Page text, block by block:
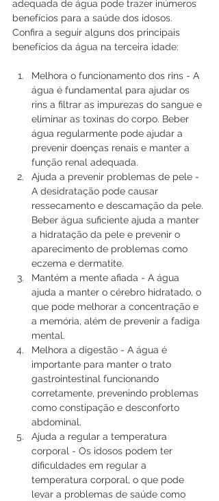
adequada de água pode trazer inúmeros
benefícios para a saúde dos idosos.
Confira a seguir alguns dos principais
benefícios da água na terceira idade:
Melhora o funcionamento dos rins - A
água é fundamental para ajudar os
rins a filtrar as impurezas do sangue e
eliminar as toxinas do corpo. Beber
água regularmente pode ajudar a
prevenir doenças renais e manter a
função renal adequada.
Ajuda a prevenir problemas de pele -
A desidratação pode causar
ressecamento e descamação da pele.
Beber água suficiente ajuda a manter
a hidratação da pele e prevenir o
aparecimento de problemas como
eczema e dermatite.
Mantém a mente afiada - A água
ajuda a manter o cérebro hidratado, o
que pode melhorar a concentração e
a memória, além de prevenir a fadiga
mental.
Melhora a digestão - A água é
importante para manter o trato
gastrointestinal funcionando
corretamente, prevenindo problemas
como constipação e desconforto
abdominal.
Ajuda a regular a temperatura
corporal - Os idosos podem ter
dificuldades em regular a
temperatura corporal, o que pode
levar a problemas de saúde como